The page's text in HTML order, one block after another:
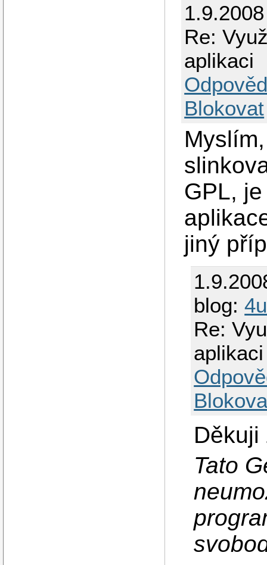
Re:
aplikaci
Blokovat
GPL,
jiný
blog:4u
Re:
aplikaci
Děkuji
Tato